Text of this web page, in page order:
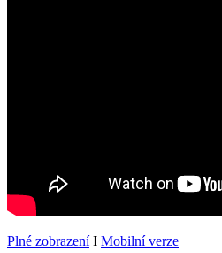
Plné zobrazeníI Mobilní verze